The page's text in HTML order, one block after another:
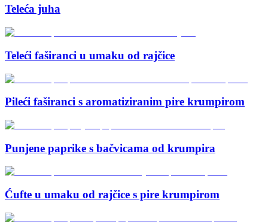
Teleća juha
Teleći faširanci u umaku od rajčice
Pileći faširanci s aromatiziranim pire krumpirom
Punjene paprike s bačvicama od krumpira
Ćufte u umaku od rajčice s pire krumpirom